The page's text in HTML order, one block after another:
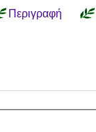
Περιγραφή